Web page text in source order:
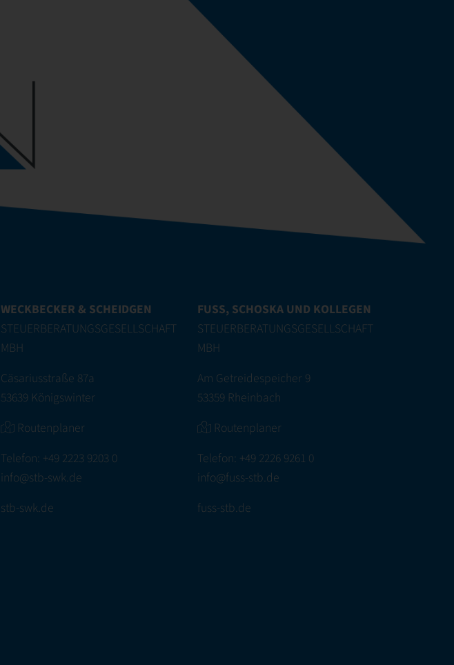
WECKBECKER & SCHEIDGEN
STEUERBERATUNGSGESELLSCHAFT
MBH
Cäsariusstraße 87a
53639 Königswinter
Routenplaner
Telefon: +49 2223 9203 0
info@stb-swk.de
stb-swk.de
FUSS, SCHOSKA UND KOLLEGEN
STEUERBERATUNGSGESELLSCHAFT
MBH
Am Getreidespeicher 9
53359 Rheinbach
Routenplaner
Telefon: +49 2226 9261 0
info@fuss-stb.de
fuss-stb.de